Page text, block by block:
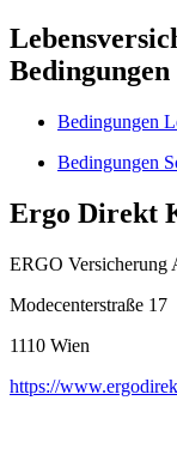
Bedingungen
Bedingungen
Bedingungen
Ergo Direkt
ERGO Versicherung
Modecenterstraße 17
1110 Wien
https://